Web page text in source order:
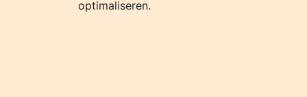
optimaliseren.